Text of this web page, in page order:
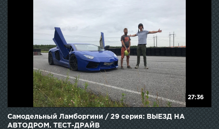
27:36
Самодельный Ламборгини / 29 серия: ВЫЕЗД НА
АВТОДРОМ. ТЕСТ-ДРАЙВ